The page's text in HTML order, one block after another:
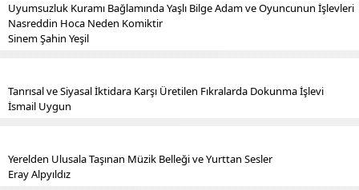
Uyumsuzluk Kuramı Bağlamında Yaşlı Bilge Adam ve Oyuncunun İşlevleri
Nasreddin Hoca Neden Komiktir
Sinem Şahin Yeşil
Tanrısal ve Siyasal İktidara Karşı Üretilen Fıkralarda Dokunma İşlevi
İsmail Uygun
Yerelden Ulusala Taşınan Müzik Belleği ve Yurttan Sesler
Eray Alpyıldız